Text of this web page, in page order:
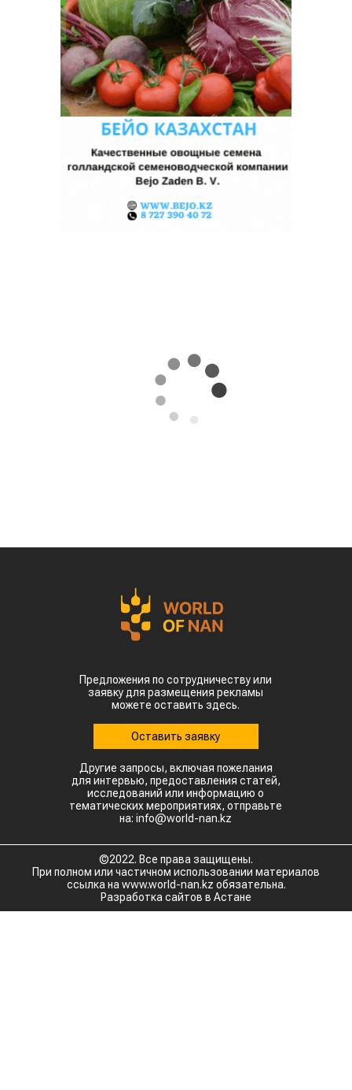
Предложения по сотрудничеству или
заявку для размещения рекламы
можете оставить здесь.
Оставить заявку
Другие запросы, включая пожелания
для интервью, предоставления статей,
исследований или информацию о
тематических мероприятиях, отправьте
на: info@world-nan.kz
©2022. Все права защищены.
При полном или частичном использовании материалов
ссылка на www.world-nan.kz обязательна.
Разработка сайтов в Астане